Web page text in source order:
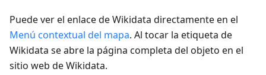
Puede ver el enlace de Wikidata directamente en el
Menú contextual del mapa. Al tocar la etiqueta de
Wikidata se abre la página completa del objeto en el
sitio web de Wikidata.